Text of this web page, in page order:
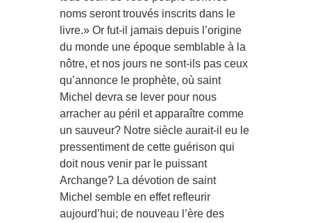
noms seront trouvés inscrits dans le
livre.» Or fut-il jamais depuis l’origine
du monde une époque semblable à la
nôtre, et nos jours ne sont-ils pas ceux
qu’annonce le prophète, où saint
Michel devra se lever pour nous
arracher au péril et apparaître comme
un sauveur? Notre siècle aurait-il eu le
pressentiment de cette guérison qui
doit nous venir par le puissant
Archange? La dévotion de saint
Michel semble en effet refleurir
aujourd’hui; de nouveau l’ère des